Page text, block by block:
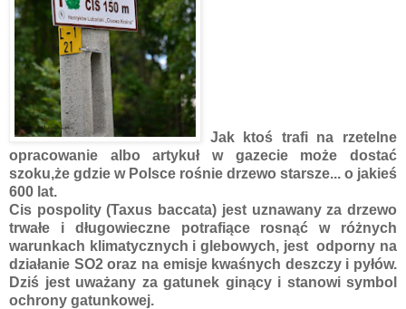
Jak ktoś trafi na rzetelne
opracowanie albo artykuł w gazecie może dostać
szoku,że gdzie w Polsce rośnie drzewo starsze... o jakieś
600 lat.
Cis pospolity (Taxus baccata) jest uznawany za drzewo
trwałe i długowieczne potrafiące rosnąć w różnych
warunkach klimatycznych i glebowych, jest odporny na
działanie SO2 oraz na emisje kwaśnych deszczy i pyłów.
Dziś jest uważany za gatunek ginący i stanowi symbol
ochrony gatunkowej.